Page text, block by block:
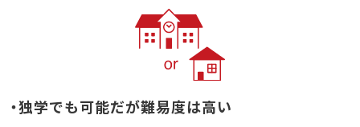
・独学でも可能だが難易度は高い